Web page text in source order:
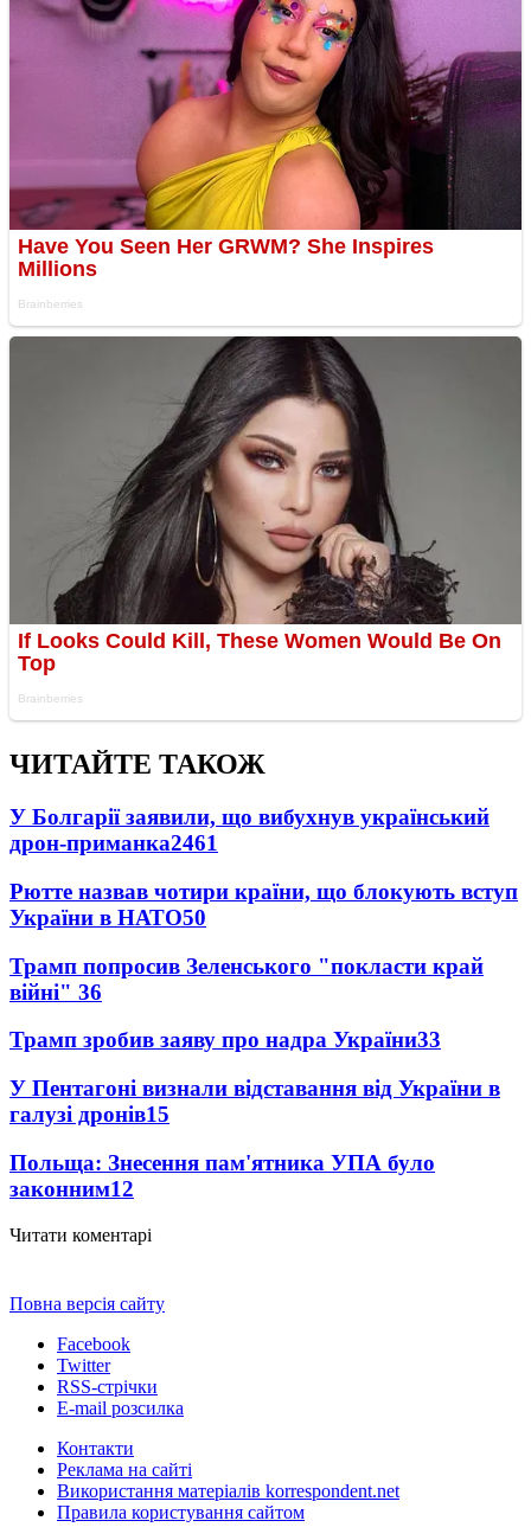
ЧИТАЙТЕ ТАКОЖ
У Болгарії заявили, що вибухнув український
дрон-приманка2461
Рютте назвав чотири країни, що блокують вступ
України в НАТО50
Трамп попросив Зеленського "покласти край
війні" 36
Трамп зробив заяву про надра України33
У Пентагоні визнали відставання від України в
галузі дронів15
Польща: Знесення пам'ятника УПА було
законним12
Читати коментарі
Повна версія сайту
Facebook
Twitter
RSS-стрічки
E-mail розсилка
Контакти
Реклама на сайті
Використання матеріалів korrespondent.net
Правила користування сайтом